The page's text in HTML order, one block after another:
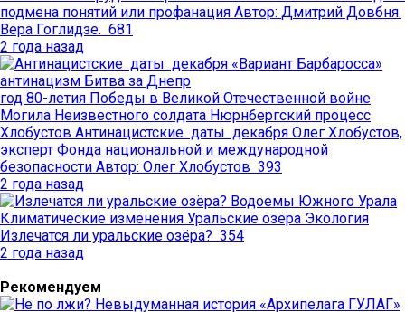
подмена понятий или профанация Автор: Дмитрий Довбня.
Вера Гоглидзе. 681
2 года назад
«Вариант Барбаросса»
антинацизм Битва за Днепр
год 80-летия Победы в Великой Отечественной войне
Могила Неизвестного солдата Нюрнбергский процесс
Хлобустов Антинацистские даты декабря Олег Хлобустов,
эксперт Фонда национальной и международной
безопасности Автор: Олег Хлобустов 393
2 года назад
Водоемы Южного Урала
Климатические изменения Уральские озера Экология
Излечатся ли уральские озёра? 354
2 года назад
Рекомендуем